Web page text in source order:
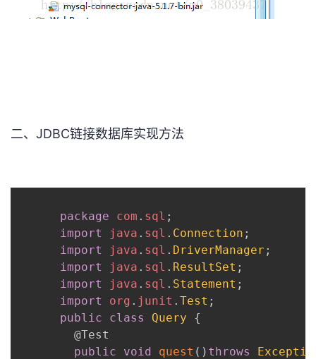
二、JDBC链接数据库实现方法
package com . sql ;
import
java . sql . Connection ;
import
java . sql . DriverManager ;
import
java . sql . ResultSet ;
import
java . sql . Statement ;
import
org . junit . Test ;
public
class Query
{
@Test
public
void quest ( ) throws